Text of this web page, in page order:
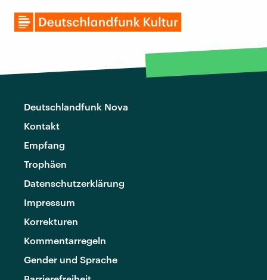
Deutschlandfunk Nova
Kontakt
Empfang
Trophäen
Datenschutzerklärung
Impressum
Korrekturen
Kommentarregeln
Gender und Sprache